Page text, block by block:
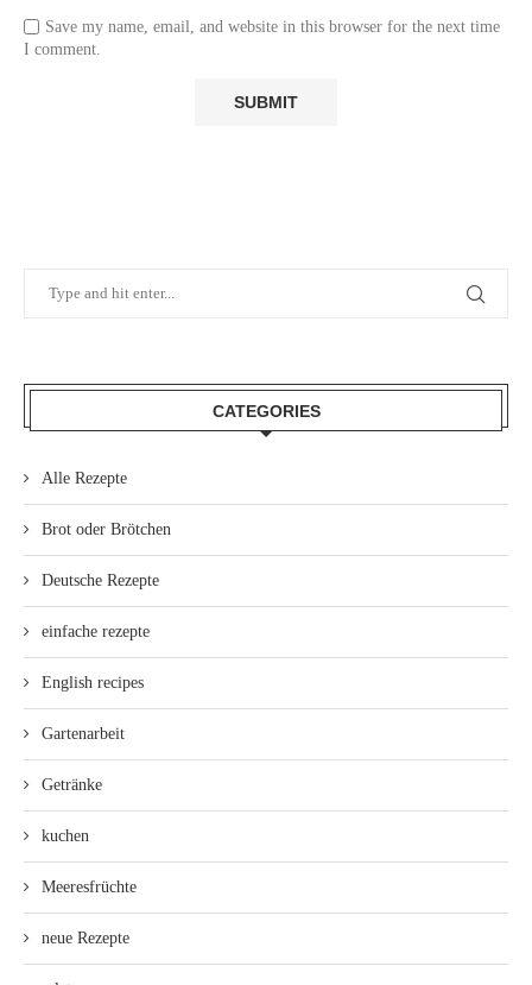
Save my name, email, and website in this browser for the next time
I comment.
CATEGORIES
Alle Rezepte
Brot oder Brötchen
Deutsche Rezepte
einfache rezepte
English recipes
Gartenarbeit
Getränke
kuchen
Meeresfrüchte
neue Rezepte